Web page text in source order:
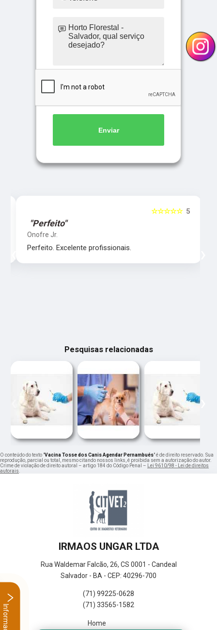
Enviar
5
☆☆☆☆☆
"Perfeito"
Onofre Jr.
Perfeito. Excelente profissionais.
‹
Pesquisas relacionadas
›
O conteúdo do texto "Vacina Tosse dos Canis Agendar Pernambués" é de direito reservado. Sua
reprodução, parcial ou total, mesmo citando nossos links, é proibida sem a autorização do autor.
Crime de violação de direito autoral – artigo 184 do Código Penal – Lei 9610/98 - Lei de direitos
autorais.
IRMAOS UNGAR LTDA
Rua Waldemar Falcão, 26, CS 0001 - Candeal
Salvador - BA - CEP: 40296-700
(71) 99225-0628
(71) 33565-1582
Home